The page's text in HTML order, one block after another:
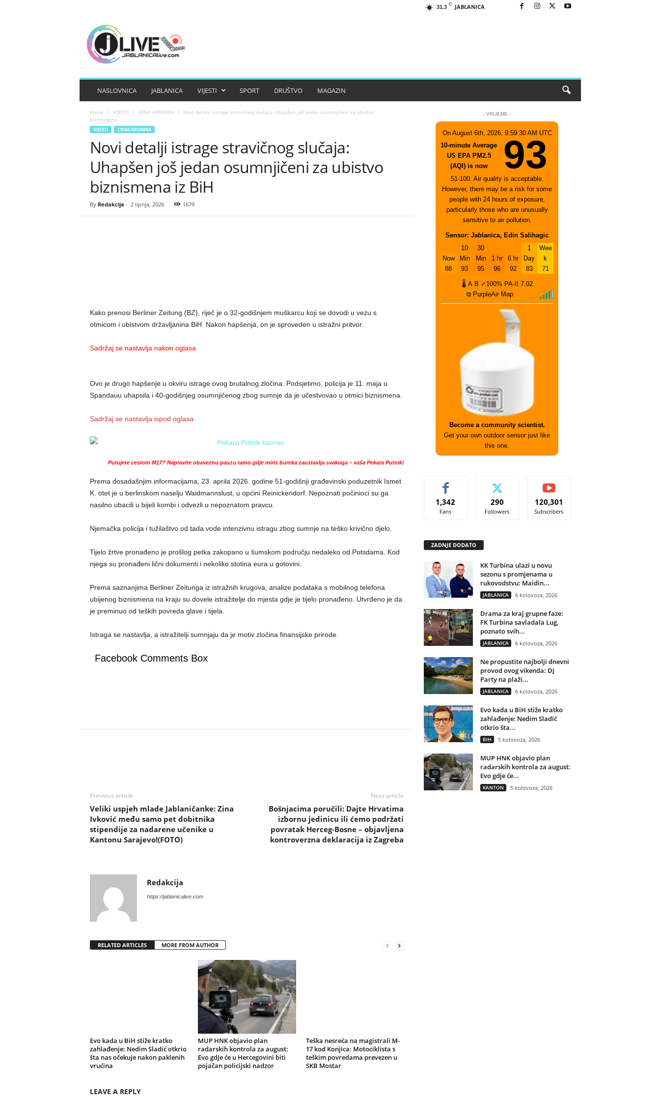
31.3 C JABLANICA
NASLOVNICA JABLANICA VIJESTI SPORT DRUŠTVO MAGAZIN
Home VIJESTI CRNA HRONIKA
Novi detalji istrage stravičnog slučaja: Uhapšen još jedan osumnjičeni za ubistvo
biznismena...
VIJESTI CRNA HRONIKA
Novi detalji istrage stravičnog slučaja:
Uhapšen još jedan osumnjičeni za ubistvo
biznismena iz BiH
By Redakcija - 2 lipnja, 2026 1679
Kako prenosi Berliner Zeitung (BZ), riječ je o 32-godišnjem muškarcu koji se dovodi u vezu s
otmicom i ubistvom državljanina BiH. Nakon hapšenja, on je sproveden u istražni pritvor.
Sadržaj se nastavlja nakon oglasa
Ovo je drugo hapšenje u okviru istrage ovog brutalnog zločina. Podsjetimo, policija je 11. maja u
Spandauu uhapsila i 40-godišnjeg osumnjičenog zbog sumnje da je učestvovao u otmici biznismena.
Sadržaj se nastavlja ispod oglasa
Putujete cestom M17? Napravite obaveznu pauzu tamo gdje miris bureka zaustavlja svakoga – vaša Pekara Putnik!
Prema dosadašnjim informacijama, 23. aprila 2026. godine 51-godišnji građevinski poduzetnik Ismet
K. otet je u berlinskom naselju Waidmannslust, u općini Reinickendorf. Nepoznati počinioci su ga
nasilno ubacili u bijeli kombi i odvezli u nepoznatom pravcu.
Njemačka policija i tužilaštvo od tada vode intenzivnu istragu zbog sumnje na teško krivično djelo.
Tijelo žrtve pronađeno je prošlog petka zakopano u šumskom području nedaleko od Potsdama. Kod
njega su pronađeni lični dokumenti i nekoliko stotina eura u gotovini.
Prema saznanjima Berliner Zeitunga iz istražnih krugova, analize podataka s mobilnog telefona
ubijenog biznismena na kraju su dovele istražitelje do mjesta gdje je tijelo pronađeno. Utvrđeno je da
je preminuo od teških povreda glave i tijela.
Istraga se nastavlja, a istražitelji sumnjaju da je motiv zločina finansijske prirode.
Facebook Comments Box
Previous article
Veliki uspjeh mlade Jablaničanke: Zina
Ivković među samo pet dobitnika
stipendije za nadarene učenike u
Kantonu Sarajevo!(FOTO)
Next article
Bošnjacima poručili: Dajte Hrvatima
izbornu jedinicu ili ćemo podržati
povratak Herceg-Bosne – objavljena
kontroverzna deklaracija iz Zagreba
Redakcija
https://jablanicalive.com
RELATED ARTICLES MORE FROM AUTHOR
Evo kada u BiH stiže kratko
zahlađenje: Nedim Sladić otkrio
šta nas očekuje nakon paklenih
vrućina
MUP HNK objavio plan
radarskih kontrola za august:
Evo gdje će u Hercegovini biti
pojačan policijski nadzor
Teška nesreća na magistrali M-
17 kod Konjica: Motociklista s
teškim povredama prevezen u
SKB Mostar
LEAVE A REPLY
- VRIJEME -
On August 6th, 2026, 9:59:30 AM UTC
10-minute Average
US EPA PM2.5
(AQI) is now
93
51-100: Air quality is acceptable.
However, there may be a risk for some
people with 24 hours of exposure,
particularly those who are unusually
sensitive to air pollution.
Sensor: Jablanica, Edin Salihagic
Now
88
10
Min
93
30
Min
95
1 hr
96
6 hr
92
1
Day
83
Wee
k
71
🌡 A B ✓100% PA-II
7.02
⧉ PurpleAir Map
Become a community scientist.
Get your own outdoor sensor just like
this one.
1,342
Fans
290
Followers
120,301
Subscribers
ZADNJE DODATO
KK Turbina ulazi u novu
sezonu s promjenama u
rukovodstvu: Maidin...
JABLANICA 6 kolovoza, 2026
Drama za kraj grupne faze:
FK Turbina savladala Lug,
poznato svih...
JABLANICA 6 kolovoza, 2026
Ne propustite najbolji dnevni
provod ovog vikenda: DJ
Party na plaži...
JABLANICA 6 kolovoza, 2026
Evo kada u BiH stiže kratko
zahlađenje: Nedim Sladić
otkrio šta...
BIH 5 kolovoza, 2026
MUP HNK objavio plan
radarskih kontrola za august:
Evo gdje će...
KANTON 5 kolovoza, 2026